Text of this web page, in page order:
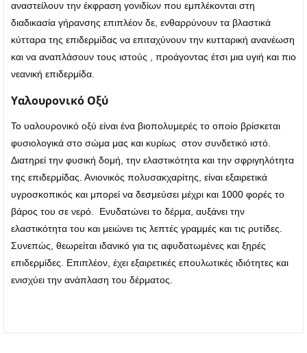
αναστείλουν την έκφραση γονιδίων που εμπλέκονται στη
διαδικασία γήρανσης επιπλέον δε, ενθαρρύνουν τα βλαστικά
κύτταρα της επιδερμίδας να επιταχύνουν την κυτταρική ανανέωση
και να αναπλάσουν τους ιστούς , προάγοντας έτσι μια υγιή και πιο
νεανική επιδερμίδα.
Υαλουρονικό Οξύ
Το υαλουρονικό οξύ είναι ένα βιοπολυμερές το οποίο βρίσκεται
φυσιολογικά στο σώμα μας και κυρίως στον συνδετικό ιστό.
Διατηρεί την φυσική δομή, την ελαστικότητα και την σφριγηλότητα
της επιδερμίδας. Ανιονικός πολυσακχαρίτης, είναι εξαιρετικά
υγροσκοπικός και μπορεί να δεσμεύσει μέχρι και 1000 φορές το
βάρος του σε νερό. Ενυδατώνει το δέρμα, αυξάνει την
ελαστικότητα του και μειώνει τις λεπτές γραμμές και τις ρυτίδες.
Συνεπώς, θεωρείται ιδανικό για τις αφυδατωμένες και ξηρές
επιδερμίδες. Επιπλέον, έχει εξαιρετικές επουλωτικές ιδιότητες και
ενισχύει την ανάπλαση του δέρματος.